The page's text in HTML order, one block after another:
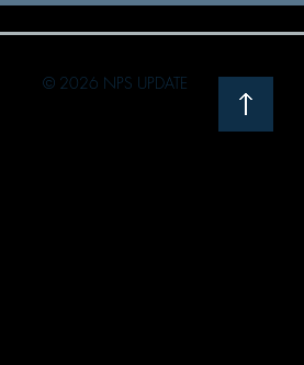
© 2026 NPS UPDATE